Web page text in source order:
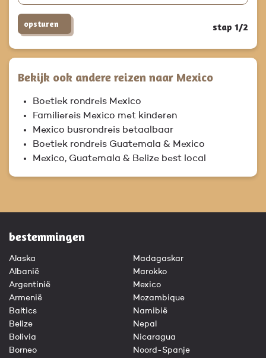
opsturen stap 1/2
Bekijk ook andere reizen naar Mexico
Boetiek rondreis Mexico
Familiereis Mexico met kinderen
Mexico busrondreis betaalbaar
Boetiek rondreis Guatemala & Mexico
Mexico, Guatemala & Belize best local
bestemmingen
Alaska
Albanië
Argentinië
Armenië
Baltics
Belize
Bolivia
Borneo
Madagaskar
Marokko
Mexico
Mozambique
Namibië
Nepal
Nicaragua
Noord-Spanje